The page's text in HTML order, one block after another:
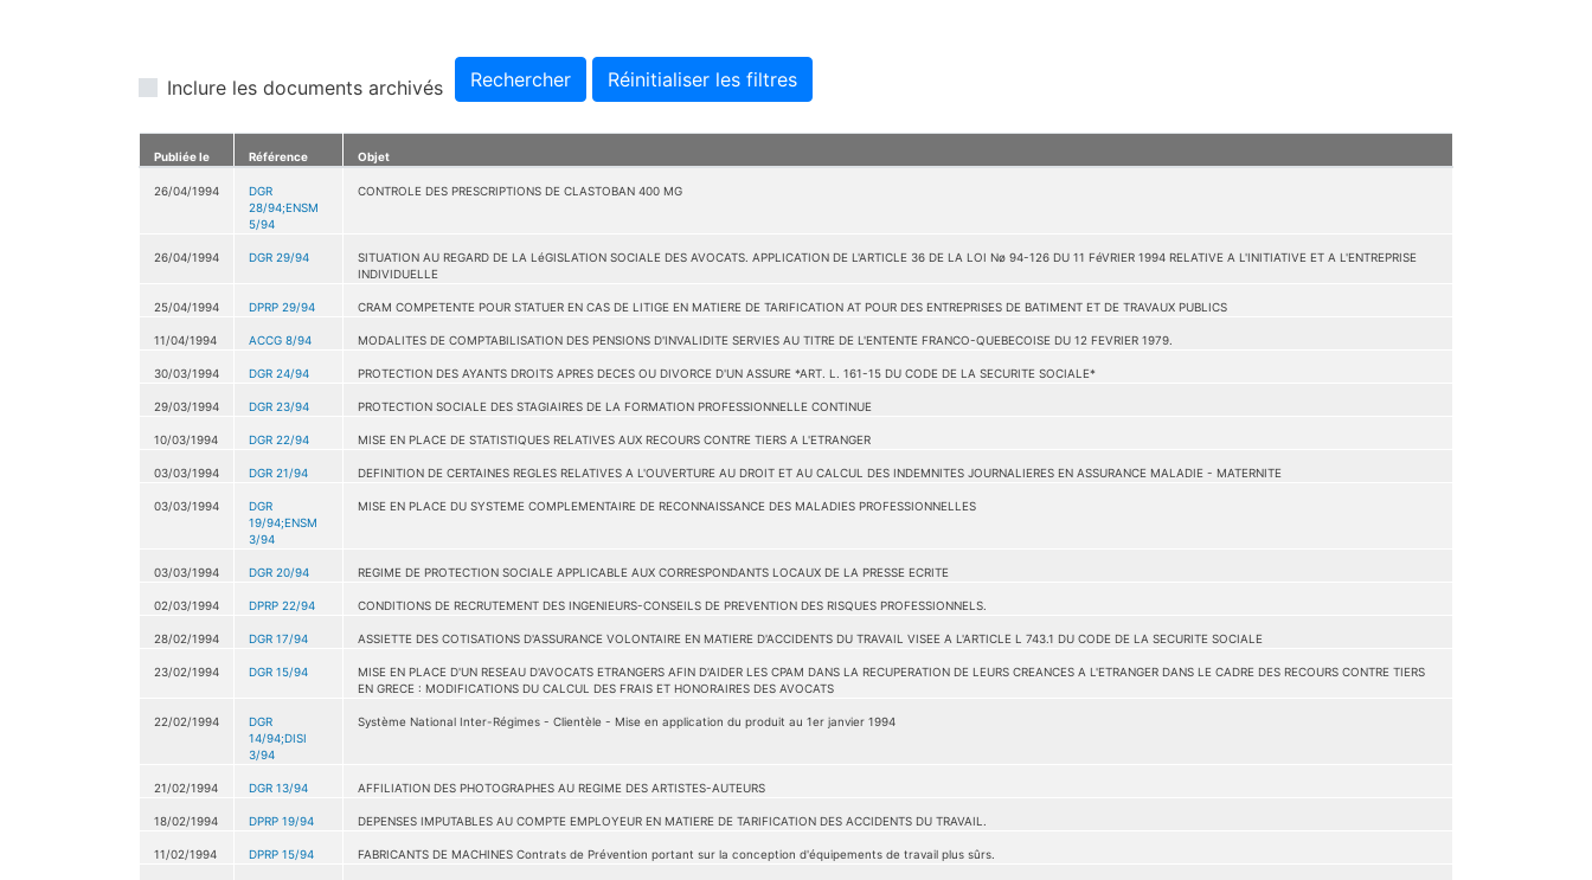
Inclure les documents archivés Rechercher Réinitialiser les filtres
Publiée le Référence Objet
26/04/1994
DGR
28/94;ENSM
5/94
CONTROLE DES PRESCRIPTIONS DE CLASTOBAN 400 MG
26/04/1994 DGR 29/94
SITUATION AU REGARD DE LA LéGISLATION SOCIALE DES AVOCATS. APPLICATION DE L'ARTICLE 36 DE LA LOI Nø 94-126 DU 11 FéVRIER 1994 RELATIVE A L'INITIATIVE ET A L'ENTREPRISE
INDIVIDUELLE
25/04/1994 DPRP 29/94 CRAM COMPETENTE POUR STATUER EN CAS DE LITIGE EN MATIERE DE TARIFICATION AT POUR DES ENTREPRISES DE BATIMENT ET DE TRAVAUX PUBLICS
11/04/1994 ACCG 8/94 MODALITES DE COMPTABILISATION DES PENSIONS D'INVALIDITE SERVIES AU TITRE DE L'ENTENTE FRANCO-QUEBECOISE DU 12 FEVRIER 1979.
30/03/1994 DGR 24/94 PROTECTION DES AYANTS DROITS APRES DECES OU DIVORCE D'UN ASSURE *ART. L. 161-15 DU CODE DE LA SECURITE SOCIALE*
29/03/1994 DGR 23/94 PROTECTION SOCIALE DES STAGIAIRES DE LA FORMATION PROFESSIONNELLE CONTINUE
10/03/1994 DGR 22/94 MISE EN PLACE DE STATISTIQUES RELATIVES AUX RECOURS CONTRE TIERS A L'ETRANGER
03/03/1994 DGR 21/94 DEFINITION DE CERTAINES REGLES RELATIVES A L'OUVERTURE AU DROIT ET AU CALCUL DES INDEMNITES JOURNALIERES EN ASSURANCE MALADIE - MATERNITE
03/03/1994
DGR
19/94;ENSM
3/94
MISE EN PLACE DU SYSTEME COMPLEMENTAIRE DE RECONNAISSANCE DES MALADIES PROFESSIONNELLES
03/03/1994 DGR 20/94 REGIME DE PROTECTION SOCIALE APPLICABLE AUX CORRESPONDANTS LOCAUX DE LA PRESSE ECRITE
02/03/1994 DPRP 22/94 CONDITIONS DE RECRUTEMENT DES INGENIEURS-CONSEILS DE PREVENTION DES RISQUES PROFESSIONNELS.
28/02/1994 DGR 17/94 ASSIETTE DES COTISATIONS D'ASSURANCE VOLONTAIRE EN MATIERE D'ACCIDENTS DU TRAVAIL VISEE A L'ARTICLE L 743.1 DU CODE DE LA SECURITE SOCIALE
23/02/1994 DGR 15/94
MISE EN PLACE D'UN RESEAU D'AVOCATS ETRANGERS AFIN D'AIDER LES CPAM DANS LA RECUPERATION DE LEURS CREANCES A L'ETRANGER DANS LE CADRE DES RECOURS CONTRE TIERS
EN GRECE : MODIFICATIONS DU CALCUL DES FRAIS ET HONORAIRES DES AVOCATS
22/02/1994
DGR
14/94;DISI
3/94
Système National Inter-Régimes - Clientèle - Mise en application du produit au 1er janvier 1994
21/02/1994 DGR 13/94 AFFILIATION DES PHOTOGRAPHES AU REGIME DES ARTISTES-AUTEURS
18/02/1994 DPRP 19/94 DEPENSES IMPUTABLES AU COMPTE EMPLOYEUR EN MATIERE DE TARIFICATION DES ACCIDENTS DU TRAVAIL.
11/02/1994 DPRP 15/94 FABRICANTS DE MACHINES Contrats de Prévention portant sur la conception d'équipements de travail plus sûrs.